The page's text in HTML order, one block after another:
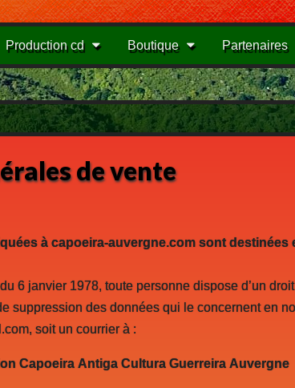
Production cd Boutique Partenaires
de vente
à capoeira-auvergne.com sont destinées
6 janvier 1978, toute personne dispose d’un
suppression des données qui le concernent en
soit un courrier à :
Capoeira Antiga Cultura Guerreira Auvergne